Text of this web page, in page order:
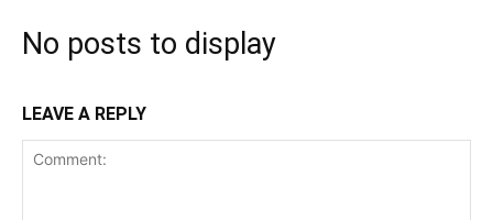
No posts to display
LEAVE A REPLY